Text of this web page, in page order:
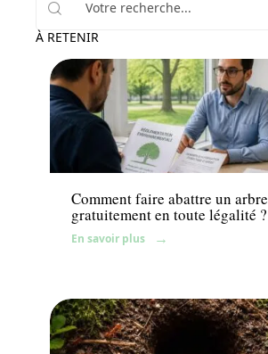
À RETENIR
Aménagement extérieur
Comment faire abattre un arbre
gratuitement en toute légalité ?
En savoir plus